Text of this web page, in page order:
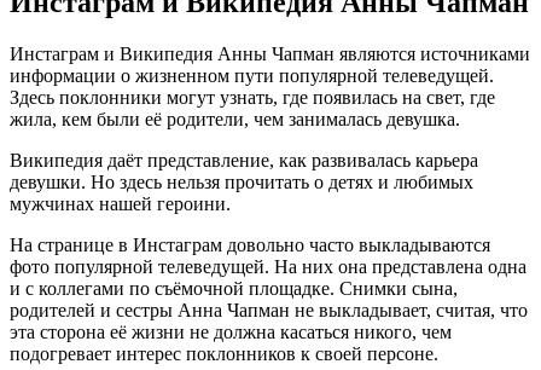
Инстаграм и Википедия Анны Чапман являются источниками
информации о жизненном пути популярной телеведущей.
Здесь поклонники могут узнать, где появилась на свет, где
жила, кем были её родители, чем занималась девушка.
Википедия даёт представление, как развивалась карьера
девушки. Но здесь нельзя прочитать о детях и любимых
мужчинах нашей героини.
На странице в Инстаграм довольно часто выкладываются
фото популярной телеведущей. На них она представлена одна
и с коллегами по съёмочной площадке. Снимки сына,
родителей и сестры Анна Чапман не выкладывает, считая, что
эта сторона её жизни не должна касаться никого, чем
подогревает интерес поклонников к своей персоне.